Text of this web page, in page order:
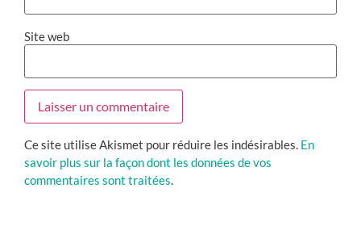
Site web
Ce site utilise Akismet pour réduire les indésirables. En
savoir plus sur la façon dont les données de vos
commentaires sont traitées